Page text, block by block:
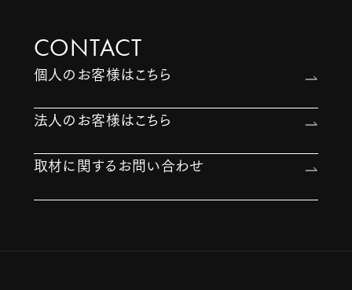
CONTACT
個人のお客様はこちら
法人のお客様はこちら
取材に関するお問い合わせ